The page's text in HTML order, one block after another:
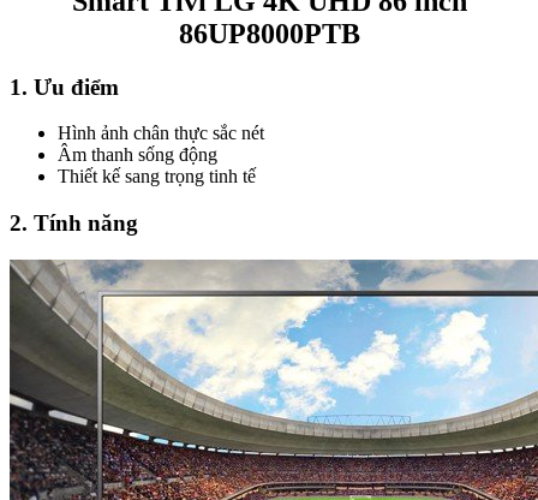
86UP8000PTB
1. Ưu điểm
Hình ảnh chân thực sắc nét
Âm thanh sống động
Thiết kế sang trọng tinh tế
2. Tính năng